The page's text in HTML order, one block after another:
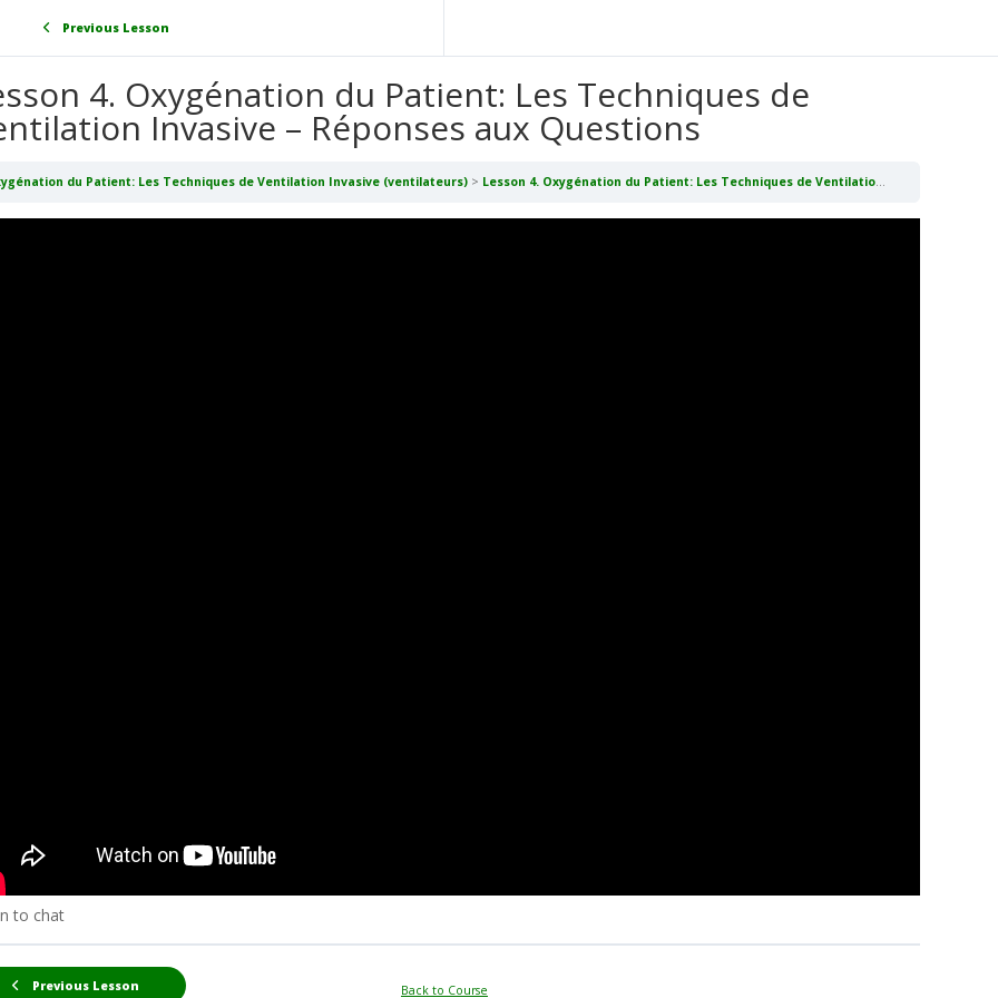
Previous Lesson
4. Oxygénation du Patient: Les Techniques de
Invasive – Réponses aux Questions
du Patient: Les Techniques de Ventilation Invasive (ventilateurs) Lesson 4. Oxygénation du Patient: Les Techniques de Ventilation Invasive – Réponses aux Questions
to chat
Previous Lesson Back to Course